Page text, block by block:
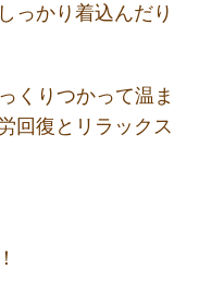
っかり着込んだり
くりつかって温ま
回復とリラックス